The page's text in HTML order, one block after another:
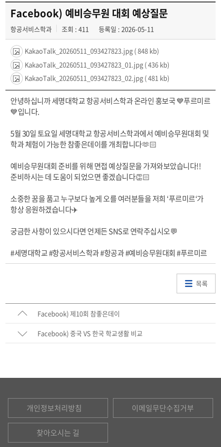
공지사항
동아리
Facebook) 예비승무원 대회 예상질문
항공서비스학과 조회 : 411 등록일 : 2026-05-11
KakaoTalk_20260511_093427823.jpg ( 848 kb)
KakaoTalk_20260511_093427823_01.jpg ( 436 kb)
KakaoTalk_20260511_093427823_02.jpg ( 481 kb)
안녕하십니까 세명대학교 항공서비스학과 온라인 홍보국 💙푸르미르
💙입니다.
5월 30일 토요일 세명대학교 항공서비스학과에서 예비승무원대회 및
학과 체험이 가능한 참좋은데이를 개최합니다🫶🏻
예비승무원대회 준비를 위해 면접 예상질문을 가져와보았습니다!!
준비하시는 데 도움이 되었으면 좋겠습니다👏🏻
소중한 꿈을 품고 누구보다 높게 오를 여러분들을 저희 ‘푸르미르‘가
항상 응원하겠습니다✈️
궁금한 사항이 있으시다면 언제든 SNS로 연락주십시오💬
#세명대학교 #항공서비스학과 #항공과 #예비승무원대회 #푸르미르
목록
Facebook) 제10회 참좋은데이
Facebook) 중국 VS 한국 학교생활 비교
개인정보처리방침 이메일무단수집거부
찾아오시는 길